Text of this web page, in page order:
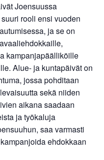
Joensuussa
rooli ensi vuoden
ja se on
kampanjapäälliköille
Alue- ja kuntapäivät on
jossa pohditaan
sekä niiden
aikana saadaan
ja työkaluja
saa varmasti
ehdokkaan